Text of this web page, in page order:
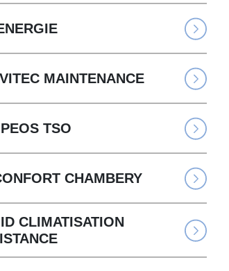
MAINTENANCE
TSO
CHAMBERY
CLIMATISATION